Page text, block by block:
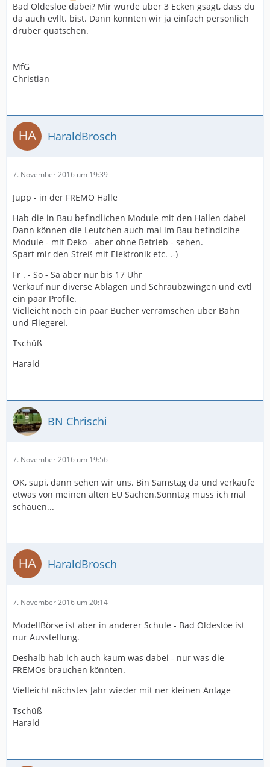
Bad Oldesloe dabei? Mir wurde über 3 Ecken gsagt, dass du
da auch evllt. bist. Dann könnten wir ja einfach persönlich
drüber quatschen.
MfG
Christian
HaraldBrosch
7. November 2016 um 19:39
Jupp - in der FREMO Halle
Hab die in Bau befindlichen Module mit den Hallen dabei
Dann können die Leutchen auch mal im Bau befindlcihe
Module - mit Deko - aber ohne Betrieb - sehen.
Spart mir den Streß mit Elektronik etc. .-)
Fr . - So - Sa aber nur bis 17 Uhr
Verkauf nur diverse Ablagen und Schraubzwingen und evtl
ein paar Profile.
Vielleicht noch ein paar Bücher verramschen über Bahn
und Fliegerei.
Tschüß
Harald
BN Chrischi
7. November 2016 um 19:56
OK, supi, dann sehen wir uns. Bin Samstag da und verkaufe
etwas von meinen alten EU Sachen.Sonntag muss ich mal
schauen...
HaraldBrosch
7. November 2016 um 20:14
ModellBörse ist aber in anderer Schule - Bad Oldesloe ist
nur Ausstellung.
Deshalb hab ich auch kaum was dabei - nur was die
FREMOs brauchen könnten.
Vielleicht nächstes Jahr wieder mit ner kleinen Anlage
Tschüß
Harald